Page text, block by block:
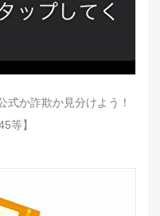
式か詐欺か見分けよう！
等】